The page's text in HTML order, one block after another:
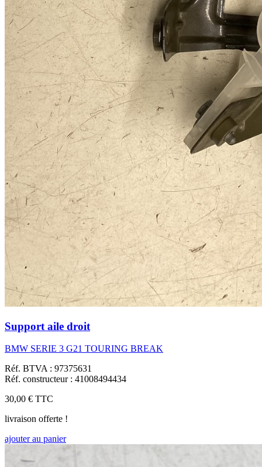
Support aile droit
BMW SERIE 3 G21 TOURING BREAK
Réf. BTVA : 97375631
Réf. constructeur : 41008494434
30,00 € TTC
livraison offerte !
ajouter au panier